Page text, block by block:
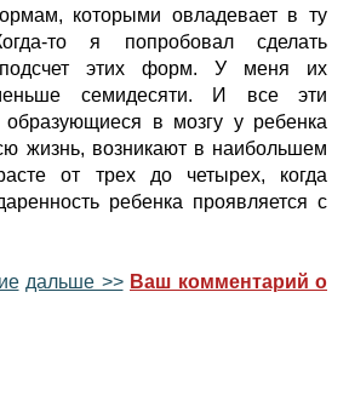
которыми овладевает в ту
то я попробовал сделать
подсчет этих форм. У меня их
семидесяти. И все эти
образующиеся в мозгу у ребенка
жизнь, возникают в наибольшем
от трех до четырех, когда
ребенка проявляется с
дальше >> Ваш комментарий о